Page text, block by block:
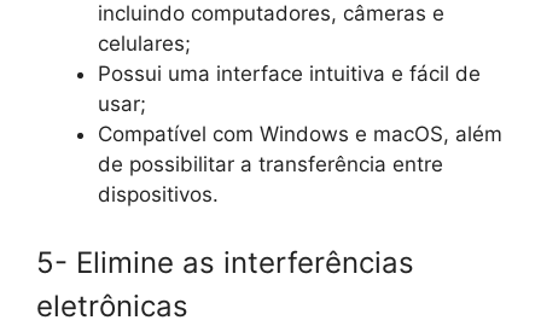
incluindo computadores, câmeras e
celulares;
Possui uma interface intuitiva e fácil de
usar;
Compatível com Windows e macOS, além
de possibilitar a transferência entre
dispositivos.
5- Elimine as interferências
eletrônicas